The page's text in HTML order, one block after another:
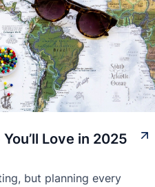
Love in 2025
but planning every